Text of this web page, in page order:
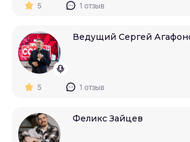
5 1 отзыв
Ведущий Сергей
5 1 отзыв
Феликс Зайцев